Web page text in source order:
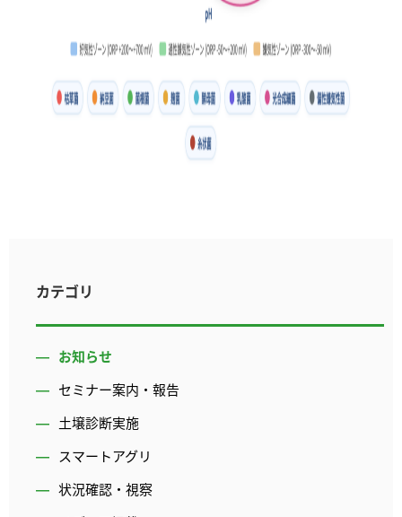
カテゴリ
お知らせ
セミナー案内・報告
土壌診断実施
スマートアグリ
状況確認・視察